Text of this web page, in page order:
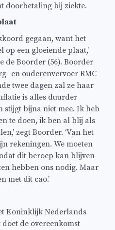
doorbetaling bij ziekte.
gegaan, want het
op een gloeiende plaat,’
de Boorder (56). Boorder
en ouderenvervoer RMC
twee dagen zal ze haar
is alles duurder
stijgt bijna niet mee. Ik heb
te doen, ik ben al blij als
zegt Boorder. ‘Van het
rekeningen. We moeten
dit beroep kan blijven
hebben ons nodig. Maar
met dit cao.’
Koninklijk Nederlands
de overeenkomst